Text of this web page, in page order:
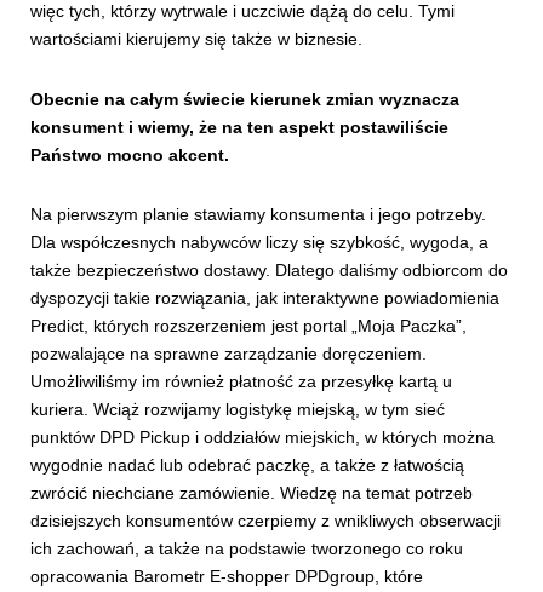
więc tych, którzy wytrwale i uczciwie dążą do celu. Tymi
wartościami kierujemy się także w biznesie.
Obecnie na całym świecie kierunek zmian wyznacza
konsument i wiemy, że na ten aspekt postawiliście
Państwo mocno akcent.
Na pierwszym planie stawiamy konsumenta i jego potrzeby.
Dla współczesnych nabywców liczy się szybkość, wygoda, a
także bezpieczeństwo dostawy. Dlatego daliśmy odbiorcom do
dyspozycji takie rozwiązania, jak interaktywne powiadomienia
Predict, których rozszerzeniem jest portal „Moja Paczka”,
pozwalające na sprawne zarządzanie doręczeniem.
Umożliwiliśmy im również płatność za przesyłkę kartą u
kuriera. Wciąż rozwijamy logistykę miejską, w tym sieć
punktów DPD Pickup i oddziałów miejskich, w których można
wygodnie nadać lub odebrać paczkę, a także z łatwością
zwrócić niechciane zamówienie. Wiedzę na temat potrzeb
dzisiejszych konsumentów czerpiemy z wnikliwych obserwacji
ich zachowań, a także na podstawie tworzonego co roku
opracowania Barometr E-shopper DPDgroup, które